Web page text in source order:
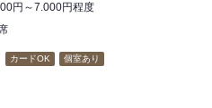
円～7.000円程度
カードOK 個室あり